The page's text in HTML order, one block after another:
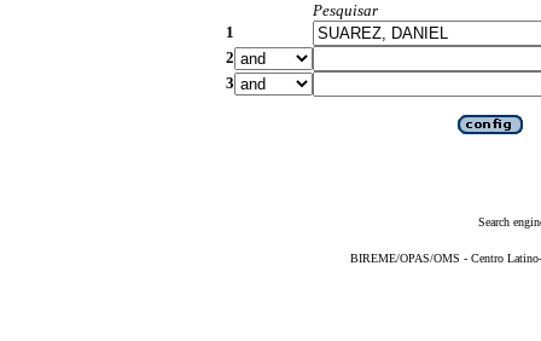
Pesquisar
1
2
3
Search
BIREME/OPAS/OMS - Centro Latino-